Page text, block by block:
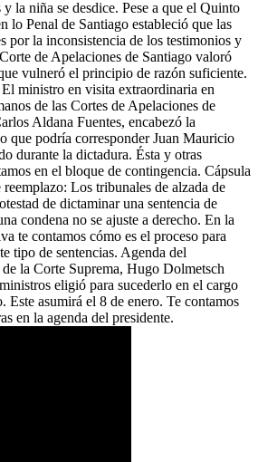
la niña se desdice. Pese a que el Quinto
lo Penal de Santiago estableció que las
por la inconsistencia de los testimonios y
de Apelaciones de Santiago valoró
vulneró el principio de razón suficiente.
ministro en visita extraordinaria en
de las Cortes de Apelaciones de
Aldana Fuentes, encabezó la
que podría corresponder Juan Mauricio
durante la dictadura. Ésta y otras
en el bloque de contingencia. Cápsula
Los tribunales de alzada de
de dictaminar una sentencia de
condena no se ajuste a derecho. En la
te contamos cómo es el proceso para
tipo de sentencias. Agenda del
la Corte Suprema, Hugo Dolmetsch
eligió para sucederlo en el cargo
asumirá el 8 de enero. Te contamos
en la agenda del presidente.